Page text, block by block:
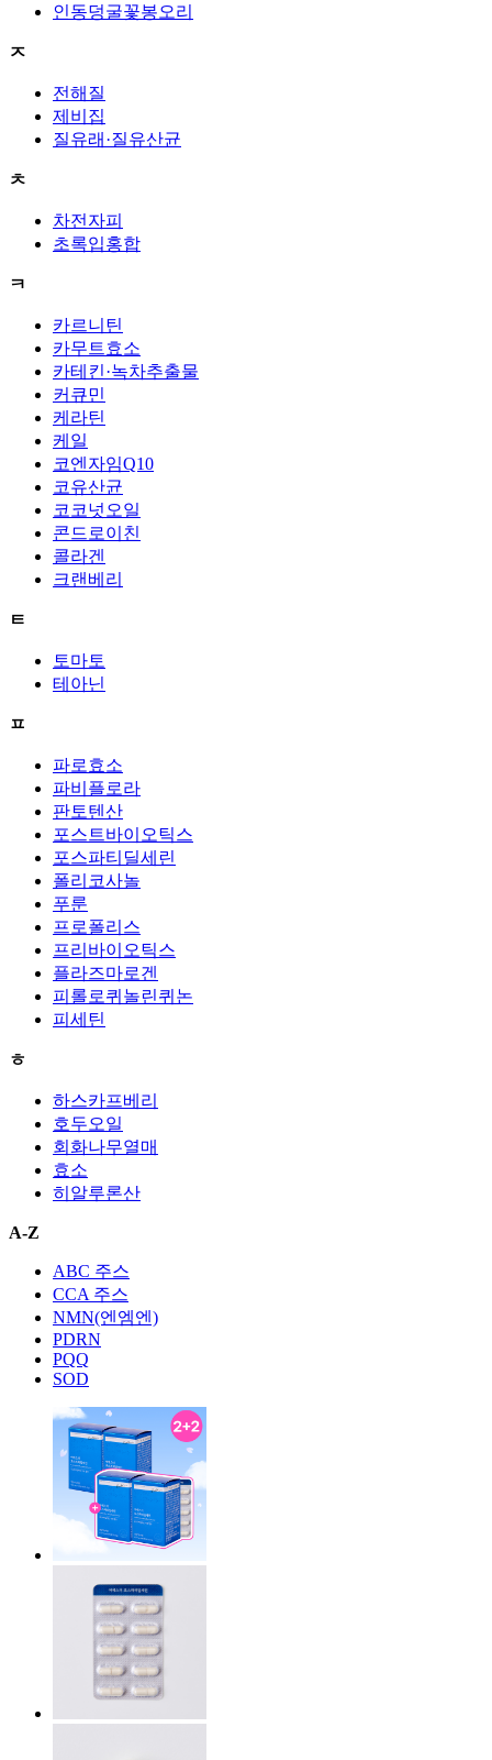
인동덩굴꽃봉오리
ㅈ
전해질
제비집
질유래·질유산균
ㅊ
차전자피
초록입홍합
ㅋ
카르니틴
카무트효소
카테킨·녹차추출물
커큐민
케라틴
케일
코엔자임Q10
코유산균
코코넛오일
콘드로이친
콜라겐
크랜베리
ㅌ
토마토
테아닌
ㅍ
파로효소
파비플로라
판토텐산
포스트바이오틱스
포스파티딜세린
폴리코사놀
푸룬
프로폴리스
프리바이오틱스
플라즈마로겐
피롤로퀴놀린퀴논
피세틴
ㅎ
하스카프베리
호두오일
회화나무열매
효소
히알루론산
A-Z
ABC 주스
CCA 주스
NMN(엔엠엔)
PDRN
PQQ
SOD